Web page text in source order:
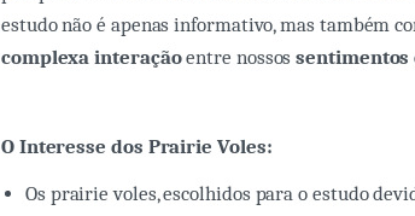
estudo não é apenas informativo, mas também
complexa interaçãoentre nossossentimentos
O Interesse dos Prairie Voles:
Os prairie voles, escolhidos para o estudo